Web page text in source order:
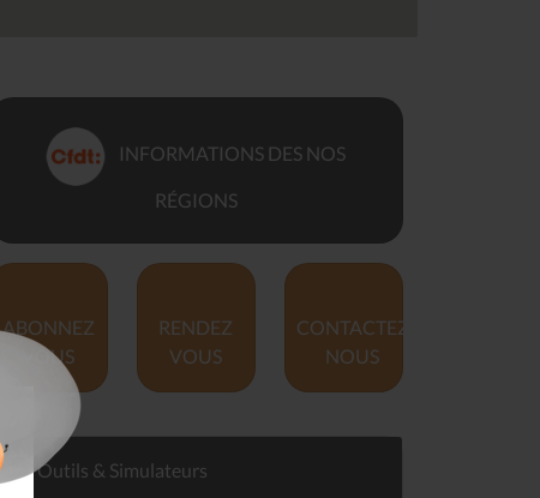
INFORMATIONS DES NOS
RÉGIONS
ABONNEZ
VOUS
RENDEZ
VOUS
CONTACTEZ
NOUS
Outils & Simulateurs